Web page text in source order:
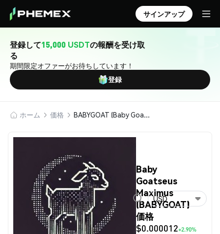
サインアップ
登録して15,000 USDTの報酬を受け取
る
期間限定オファーがお待ちしています！
登録
ホーム 価格 BABYGOAT (Baby Goatseus Maximus)
Baby
Goatseus
Maximus
(BABYGOAT)
価格
$0.000012+2.90%
USD